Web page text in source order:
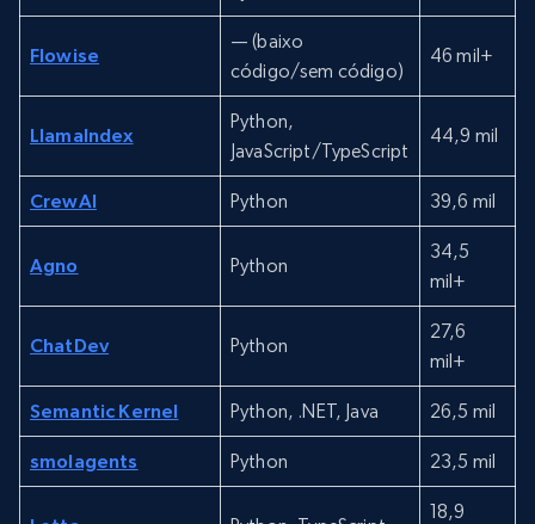
Flowise
— (baixo
código/sem código)
46 mil+
LlamaIndex
Python,
JavaScript/TypeScript
44,9 mil
CrewAI Python 39,6 mil
Agno Python
34,5
mil+
ChatDev Python
27,6
mil+
Semantic Kernel Python, .NET, Java 26,5 mil
smolagents Python 23,5 mil
18,9